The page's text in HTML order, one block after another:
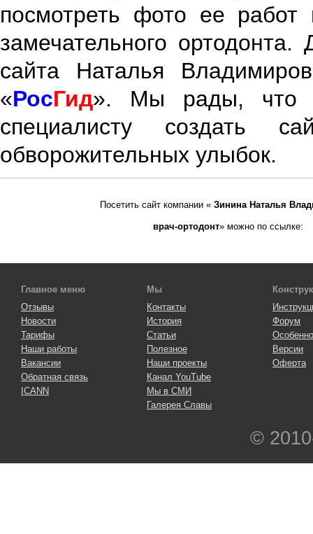
посмотреть фото ее
замечательного ортодонта.
сайта Наталья
«РосГид». Мы рады, что
специалисту создать
обворожительных улыбок.
Посетить сайт компании « Зинина Наталья
врач-ортодонт» можно по ссылке:
Главное меню
Отзывы
Новости
Тарифы
Наши работы
Вакансии
Обратная связь
ICANN
Мы
Контакты
История
Статьи
Полезное
Наши проекты
Канал YouTube
Мы в СМИ
Галерея Славы
Форум
Версии
Оферта
©